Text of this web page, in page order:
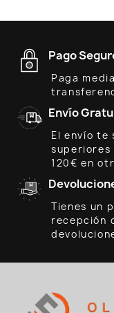
Pago
Paga
Envío
El envío te
superiores
120€ en
Tienes un
recepción